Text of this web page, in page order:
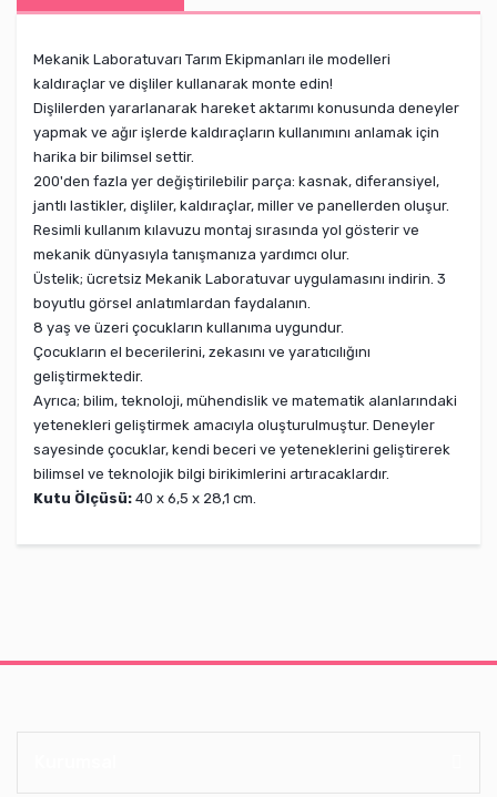
Mekanik Laboratuvarı Tarım Ekipmanları ile modelleri
kaldıraçlar ve dişliler kullanarak monte edin!
Dişlilerden yararlanarak hareket aktarımı konusunda deneyler
yapmak ve ağır işlerde kaldıraçların kullanımını anlamak için
harika bir bilimsel settir.
200'den fazla yer değiştirilebilir parça: kasnak, diferansiyel,
jantlı lastikler, dişliler, kaldıraçlar, miller ve panellerden oluşur.
Resimli kullanım kılavuzu montaj sırasında yol gösterir ve
mekanik dünyasıyla tanışmanıza yardımcı olur.
Üstelik; ücretsiz Mekanik Laboratuvar uygulamasını indirin. 3
boyutlu görsel anlatımlardan faydalanın.
8 yaş ve üzeri çocukların kullanıma uygundur.
Çocukların el becerilerini, zekasını ve yaratıcılığını
geliştirmektedir.
Ayrıca; bilim, teknoloji, mühendislik ve matematik alanlarındaki
yetenekleri geliştirmek amacıyla oluşturulmuştur. Deneyler
sayesinde çocuklar, kendi beceri ve yeteneklerini geliştirerek
bilimsel ve teknolojik bilgi birikimlerini artıracaklardır.
Kutu Ölçüsü: 40 x 6,5 x 28,1 cm.